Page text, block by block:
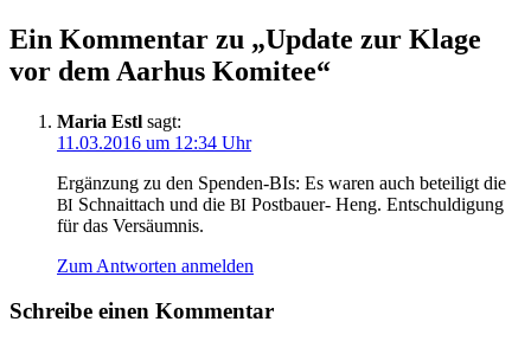
Ein Kommentar zu „Update zur Kla­ge
vor dem Aar­hus Komitee“
Maria Estl sagt:
11.03.2016 um 12:34 Uhr
Ergän­zung zu den Spen­den-BIs: Es waren auch betei­ligt die
BI Schnaitt­ach und die BI Post­bau­er- Heng. Ent­schul­di­gung
für das Versäumnis.
Zum Antworten anmelden
Schreibe einen Kommentar